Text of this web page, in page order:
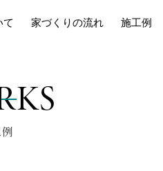
て 家づくりの流れ 施工例